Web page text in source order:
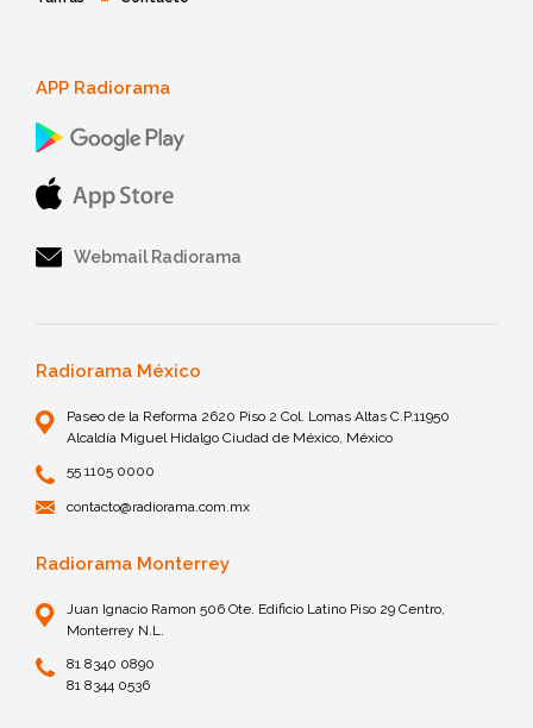
APP Radiorama
Webmail Radiorama
Radiorama México
Paseo de la Reforma 2620 Piso 2 Col. Lomas Altas C.P.11950
Alcaldía Miguel Hidalgo Ciudad de México, México
55 1105 0000
contacto@radiorama.com.mx
Radiorama Monterrey
Juan Ignacio Ramon 506 Ote. Edificio Latino Piso 29 Centro,
Monterrey N.L.
81 8340 0890
81 8344 0536